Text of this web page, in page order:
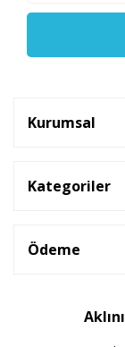
Kurumsal
Kategoriler
Ödeme